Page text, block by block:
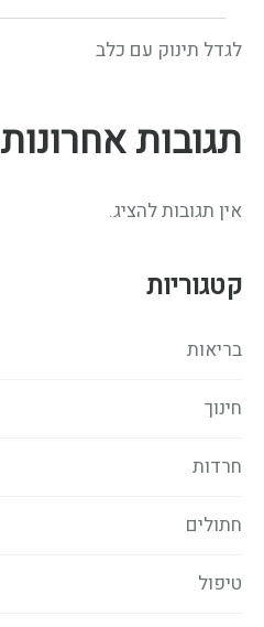
לגדל תינוק עם כלב
תגובות אחרונות
אין תגובות להציג.
קטגוריות
בריאות
חינוך
חרדות
חתולים
טיפול